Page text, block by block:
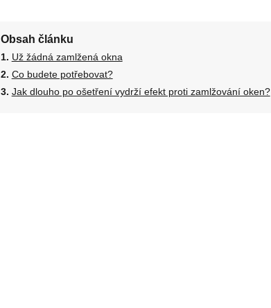
Obsah článku
Už žádná zamlžená okna
Co budete potřebovat?
Jak dlouho po ošetření vydrží efekt proti zamlžování oken?